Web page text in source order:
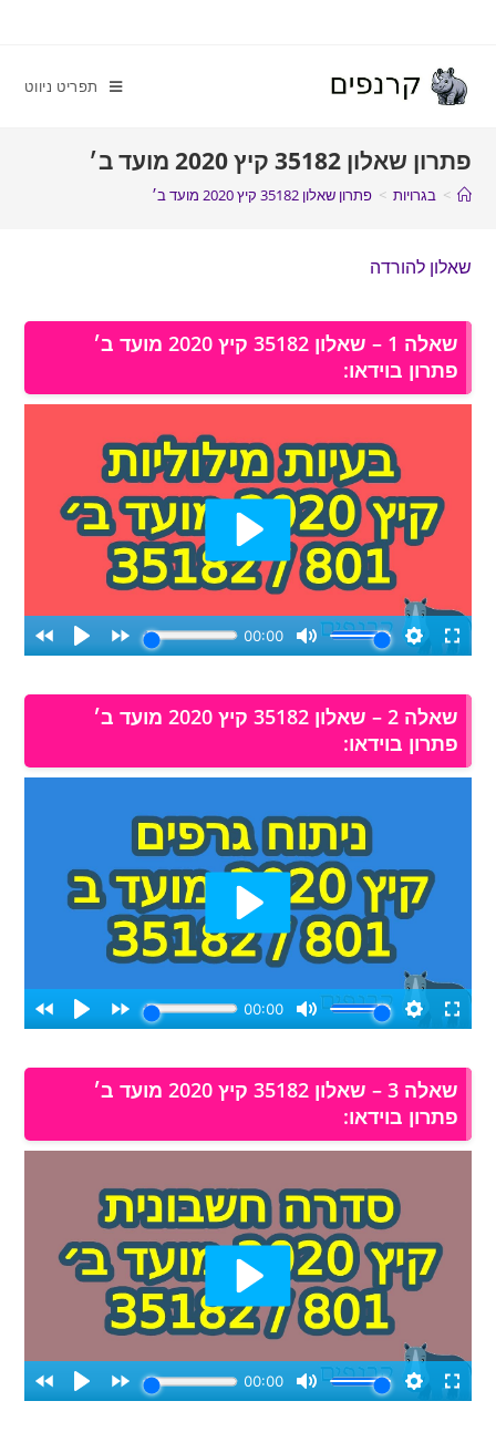
תפריט ניווט
פתרון שאלון 35182 קיץ 2020 מועד ב׳
> בגרויות > פתרון שאלון 35182 קיץ 2020 מועד ב׳
שאלון להורדה
שאלה 1 – שאלון 35182 קיץ 2020 מועד ב׳
פתרון בוידאו:
שאלה 2 – שאלון 35182 קיץ 2020 מועד ב׳
פתרון בוידאו:
שאלה 3 – שאלון 35182 קיץ 2020 מועד ב׳
פתרון בוידאו: